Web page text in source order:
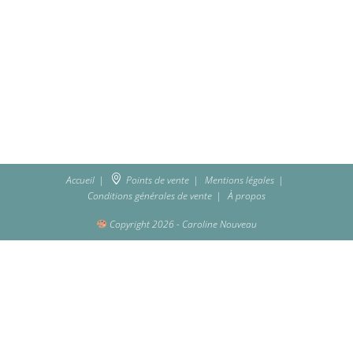
Accueil Points de vente
Mentions légales
Conditions générales de vente
À propos
Copyright 2026 - Caroline Nouveau